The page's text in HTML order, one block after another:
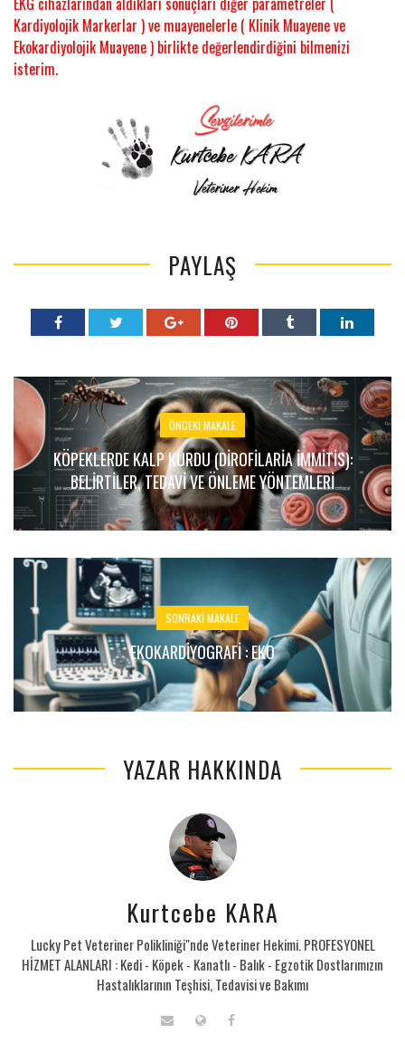
Kardiyolojik Markerlar ) ve muayenelerle ( Klinik Muayene ve
Ekokardiyolojik Muayene ) birlikte değerlendirdiğini bilmenizi
isterim.
PAYLAŞ
ÖNCEKI MAKALE
KÖPEKLERDE KALP KURDU (DIROFILARIA IMMITIS):
BELIRTILER, TEDAVI VE ÖNLEME YÖNTEMLERI
SONRAKI MAKALE
EKOKARDIYOGRAFI : EKO
YAZAR HAKKINDA
Kurtcebe KARA
Lucky Pet Veteriner Polikliniği"nde Veteriner Hekimi. PROFESYONEL
HİZMET ALANLARI : Kedi - Köpek - Kanatlı - Balık - Egzotik Dostlarımızın
Hastalıklarının Teşhisi, Tedavisi ve Bakımı